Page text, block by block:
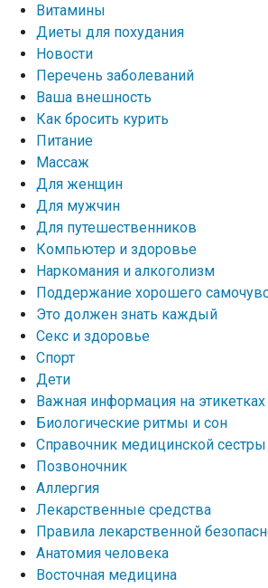
Витамины
Диеты для похудания
Новости
Перечень заболеваний
Ваша внешность
Как бросить курить
Питание
Массаж
Для женщин
Для мужчин
Для путешественников
Компьютер и здоровье
Наркомания и алкоголизм
Поддержание хорошего
Это должен знать каждый
Секс и здоровье
Спорт
Дети
Важная информация на этикетках
Биологические ритмы и сон
Справочник медицинской сестры
Позвоночник
Аллергия
Лекарственные средства
Правила лекарственной
Aнатомия человека
Восточная медицина